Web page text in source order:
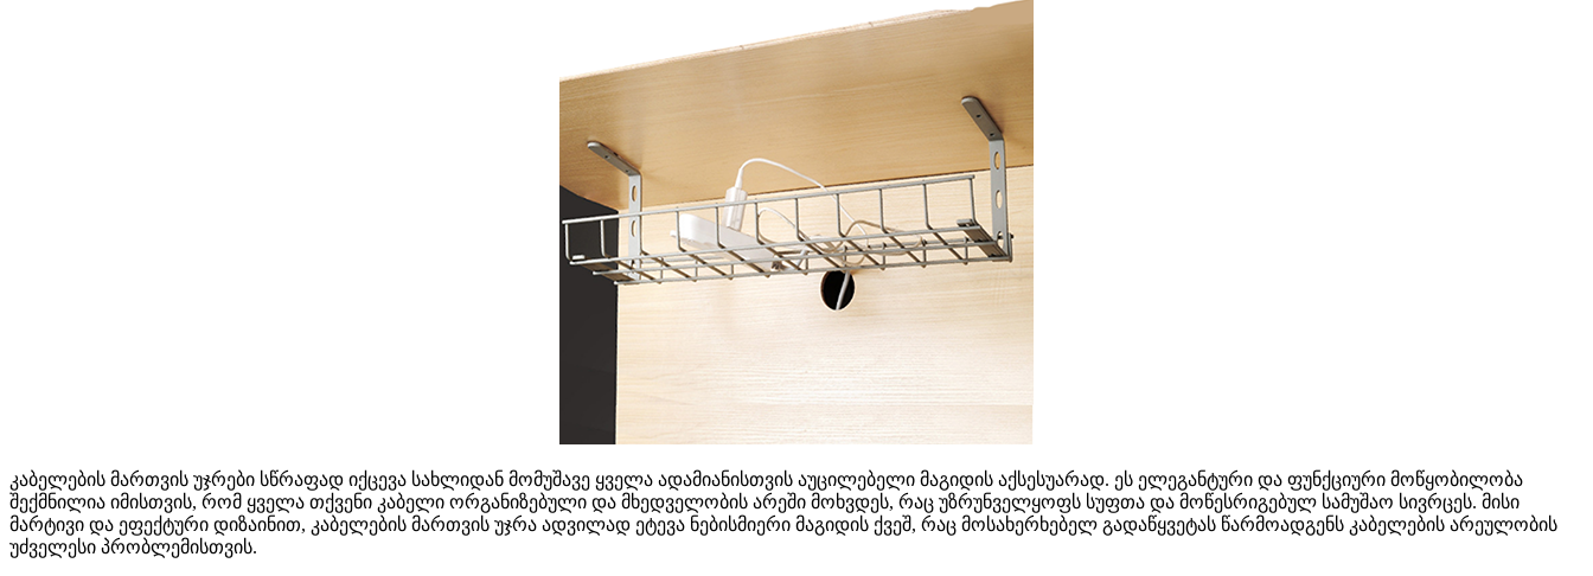
კაბელების მართვის უჯრები სწრაფად იქცევა სახლიდან მომუშავე ყველა ადამიანისთვის აუცილებელი მაგიდის აქსესუარად. ეს ელეგანტური და ფუნქციური მოწყობილობა
შექმნილია იმისთვის, რომ ყველა თქვენი კაბელი ორგანიზებული და მხედველობის არეში მოხვდეს, რაც უზრუნველყოფს სუფთა და მოწესრიგებულ სამუშაო სივრცეს. მისი
მარტივი და ეფექტური დიზაინით, კაბელების მართვის უჯრა ადვილად ეტევა ნებისმიერი მაგიდის ქვეშ, რაც მოსახერხებელ გადაწყვეტას წარმოადგენს კაბელების არეულობის
უძველესი პრობლემისთვის.